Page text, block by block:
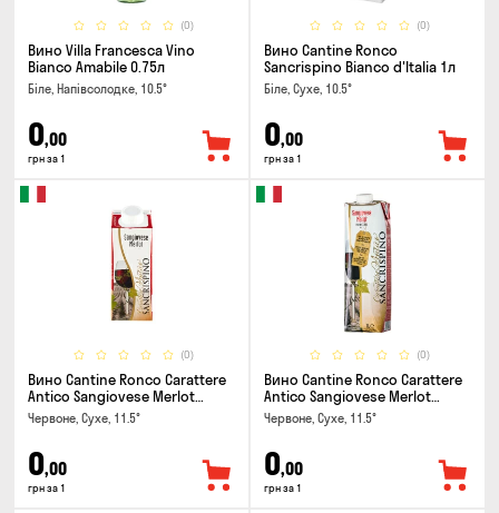
(0)
Вино Villa Francesca Vino
Bianco Amabile 0.75л
Біле, Напівсолодке, 10.5°
0,00
грн за 1
(0)
Вино Cantine Ronco
Sancrispino Bianco d'Italia 1л
Біле, Сухе, 10.5°
0,00
грн за 1
(0)
Вино Cantine Ronco Carattere
Antico Sangiovese Merlot
Rubicone IGT 0.25л
Червоне, Сухе, 11.5°
0,00
грн за 1
(0)
Вино Cantine Ronco Carattere
Antico Sangiovese Merlot
Rubicone IGT 1л
Червоне, Сухе, 11.5°
0,00
грн за 1